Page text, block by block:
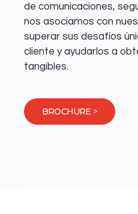
de comunicaciones,
nos asociamos con
superar sus desafíos
cliente y ayudarlos a
tangibles.
BROCHURE >